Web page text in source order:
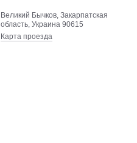
Великий Бычков, Закарпатская
область, Украина 90615
Карта проезда